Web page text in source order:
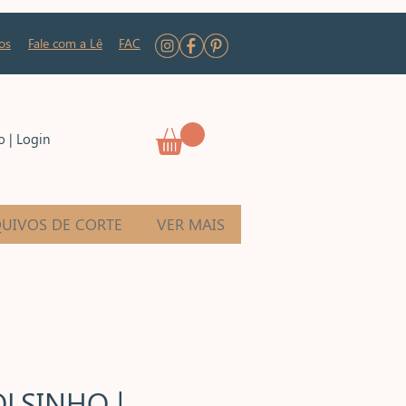
Fale com a Lê FAC
| Login
DE CORTE VER MAIS